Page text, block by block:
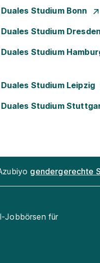
Duales Studium Bonn
Duales Studium Dresden
Duales Studium
Duales Studium Leipzig
Duales Studium
gendergerechte
Jobbörsen für